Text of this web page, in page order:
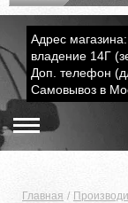
Адрес
владение 14Г
Доп. телефон
Самовывоз в
Главная